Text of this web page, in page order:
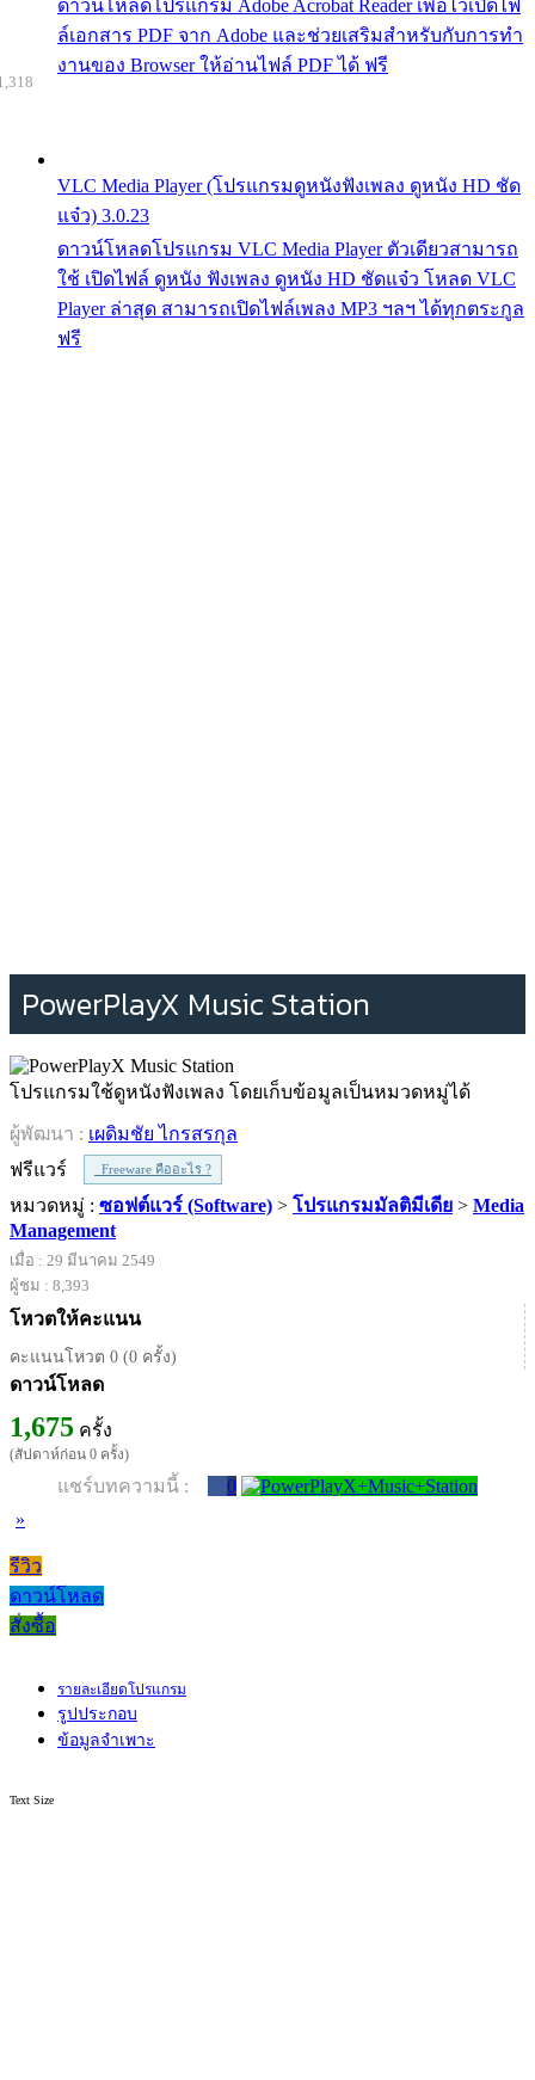
ดาวน์โหลดโปรแกรม Adobe Acrobat Reader เพื่อไว้เปิดไฟ
ล์เอกสาร PDF จาก Adobe และช่วยเสริมสำหรับกับการทำ
งานของ Browser ให้อ่านไฟล์ PDF ได้ ฟรี
VLC Media Player (โปรแกรมดูหนังฟังเพลง ดูหนัง HD ชัด
แจ๋ว) 3.0.23
ดาวน์โหลดโปรแกรม VLC Media Player ตัวเดียวสามารถ
ใช้ เปิดไฟล์ ดูหนัง ฟังเพลง ดูหนัง HD ชัดแจ๋ว โหลด VLC
Player ล่าสุด สามารถเปิดไฟล์เพลง MP3 ฯลฯ ได้ทุกตระกูล
ฟรี
PowerPlayX Music Station
โปรแกรมใช้ดูหนังฟังเพลง โดยเก็บข้อมูลเป็นหมวดหมู่ได้
ผู้พัฒนา : เผดิมชัย ไกรสรกุล
ฟรีแวร์
Freeware คืออะไร ?
หมวดหมู่ : ซอฟต์แวร์ (Software) > โปรแกรมมัลติมีเดีย > Media
Management
เมื่อ : 29 มีนาคม 2549
ผู้ชม : 8,393
โหวตให้คะแนน
คะแนนโหวต 0 (0 ครั้ง)
ดาวน์โหลด
1,675 ครั้ง
(สัปดาห์ก่อน 0 ครั้ง)
แชร์บทความนี้ :
0
»
รีวิว
ดาวน์โหลด
สั่งซื้อ
รายละเอียดโปรแกรม
รูปประกอบ
ข้อมูลจำเพาะ
Text Size